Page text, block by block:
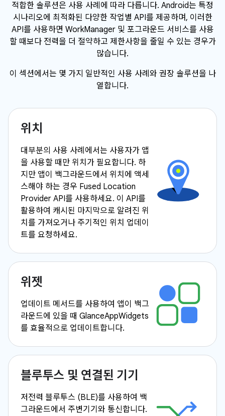
적합한 솔루션은 사용 사례에 따라 다릅니다. Android는 특정
시나리오에 최적화된 다양한 작업별 API를 제공하며, 이러한
API를 사용하면 WorkManager 및 포그라운드 서비스를 사용
할 때보다 전력을 더 절약하고 제한사항을 줄일 수 있는 경우가
많습니다.
이 섹션에서는 몇 가지 일반적인 사용 사례와 권장 솔루션을 나
열합니다.
위치
대부분의 사용 사례에서는 사용자가 앱
을 사용할 때만 위치가 필요합니다. 하
지만 앱이 백그라운드에서 위치에 액세
스해야 하는 경우 Fused Location
Provider API를 사용하세요. 이 API를
활용하여 캐시된 마지막으로 알려진 위
치를 가져오거나 주기적인 위치 업데이
트를 요청하세요.
위젯
업데이트 메서드를 사용하여 앱이 백그
라운드에 있을 때 GlanceAppWidgets
를 효율적으로 업데이트합니다.
블루투스 및 연결된 기기
저전력 블루투스 (BLE)를 사용하여 백
그라운드에서 주변기기와 통신합니다.